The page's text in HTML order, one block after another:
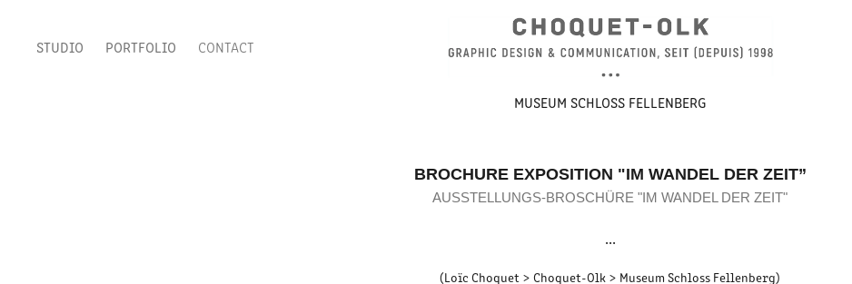
STUDIO PORTFOLIO CONTACT
MUSEUM SCHLOSS FELLENBERG
BROCHURE EXPOSITION "IM WANDEL DER ZEIT”
AUSSTELLUNGS-BROSCHÜRE "IM WANDEL DER ZEIT"
...​​​​​​​
(Loïc Choquet > Choquet-Olk > Museum Schloss Fellenberg)